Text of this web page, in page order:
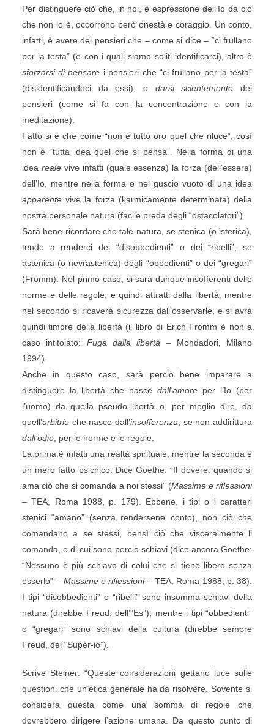
Per distinguere ciò che, in noi, è espressione dell’Io da ciò
che non lo è, occorrono però onestà e coraggio. Un conto,
infatti, è avere dei pensieri che – come si dice – “ci frullano
per la testa” (e con i quali siamo soliti identificarci), altro è
sforzarsi di pensare i pensieri che “ci frullano per la testa”
(disidentificandoci da essi), o darsi scientemente dei
pensieri (come si fa con la concentrazione e con la
meditazione).
Fatto si è che come “non è tutto oro quel che riluce”, così
non è “tutta idea quel che si pensa”. Nella forma di una
idea realevive infatti (quale essenza) la forza (dell’essere)
dell’Io, mentre nella forma o nel guscio vuoto di una idea
apparentevive la forza (karmicamente determinata) della
nostra personale natura (facile preda degli “ostacolatori”).
Sarà bene ricordare che tale natura, se stenica (o isterica),
tende a renderci dei “disobbedienti” o dei “ribelli”; se
astenica (o nevrastenica) degli “obbedienti” o dei “gregari”
(Fromm). Nel primo caso, si sarà dunque insofferenti delle
norme e delle regole, e quindi attratti dalla libertà, mentre
nel secondo si ricaverà sicurezza dall’osservarle, e si avrà
quindi timore della libertà (il libro di Erich Fromm è non a
caso intitolato: Fuga dalla libertà – Mondadori, Milano
1994).
Anche in questo caso, sarà perciò bene imparare a
distinguere la libertà che nascedall’amore per l’Io (per
l’uomo) da quella pseudo-libertà o, per meglio dire, da
quell’arbitrioche nasce dall’insofferenza , se non addirittura
dall’odio, per le norme e le regole.
La prima è infatti una realtà spirituale, mentre la seconda è
un mero fatto psichico. Dice Goethe: “Il dovere: quando si
ama ciò che si comanda a noi stessi” (Massime e riflessioni
– TEA, Roma 1988, p. 179). Ebbene, i tipi o i caratteri
stenici “amano” (senza rendersene conto), non ciò che
comandano a se stessi, bensì ciò che visceralmente li
comanda, e di cui sono perciò schiavi (dice ancora Goethe:
“Nessuno è più schiavo di colui che si tiene libero senza
esserlo” – Massime e riflessioni– TEA, Roma 1988, p. 38).
I tipi “disobbedienti” o “ribelli” sono insomma schiavi della
natura (direbbe Freud, dell’”Es”), mentre i tipi “obbedienti”
o “gregari” sono schiavi della cultura (direbbe sempre
Freud, del “Super-io”).
Scrive Steiner: “Queste considerazioni gettano luce sulle
questioni che un’etica generale ha da risolvere. Sovente si
considera questa come una somma di regole che
dovrebbero dirigere l’azione umana. Da questo punto di